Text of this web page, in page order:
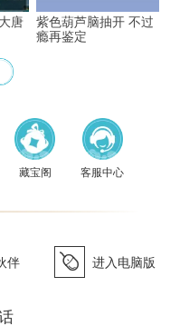
唐
紫色葫芦脑抽开 不过
瘾再鉴定
藏宝阁 客服中心
伴 򰀄 进入电脑版